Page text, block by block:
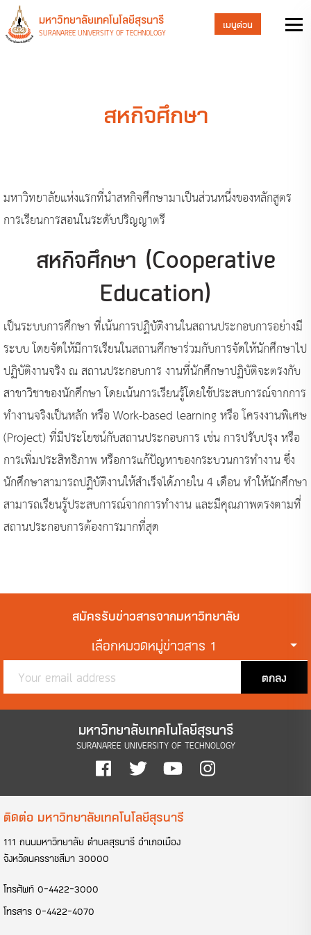
มหาวิทยาลัยเทคโนโลยีสุรนารี
SURANAREE UNIVERSITY OF TECHNOLOGY
เมนูด่วน
สหกิจศึกษา
มหาวิทยาลัยแห่งแรกที่นำสหกิจศึกษามาเป็นส่วนหนึ่งของหลักสูตร
การเรียนการสอนในระดับปริญญาตรี
สหกิจศึกษา (Cooperative
Education)
เป็นระบบการศึกษา ที่เน้นการปฏิบัติงานในสถานประกอบการอย่างมี
ระบบ โดยจัดให้มีการเรียนในสถานศึกษาร่วมกับการจัดให้นักศึกษาไป
ปฏิบัติงานจริง ณ สถานประกอบการ งานที่นักศึกษาปฏิบัติจะตรงกับ
สาขาวิชาของนักศึกษา โดยเน้นการเรียนรู้โดยใช้ประสบการณ์จากการ
ทำงานจริงเป็นหลัก หรือ Work-based learning หรือ โครงงานพิเศษ
(Project) ที่มีประโยชน์กับสถานประกอบการ เช่น การปรับปรุง หรือ
การเพิ่มประสิทธิภาพ หรือการแก้ปัญหาของกระบวนการทำงาน ซึ่ง
นักศึกษาสามารถปฏิบัติงานให้สำเร็จได้ภายใน 4 เดือน ทำให้นักศึกษา
สามารถเรียนรู้ประสบการณ์จากการทำงาน และมีคุณภาพตรงตามที่
สถานประกอบการต้องการมากที่สุด
สมัครรับข่าวสารจากมหาวิทยาลัย
เลือกหมวดหมู่ข่าวสาร 1
ตกลง
มหาวิทยาลัยเทคโนโลยีสุรนารี
SURANAREE UNIVERSITY OF TECHNOLOGY
ติดต่อ มหาวิทยาลัยเทคโนโลยีสุรนารี
111 ถนนมหาวิทยาลัย ตำบลสุรนารี อำเภอเมือง
จังหวัดนครราชสีมา 30000
โทรศัพท์ 0-4422-3000
โทรสาร 0-4422-4070